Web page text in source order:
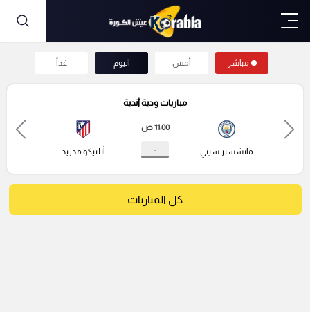
مباشر أمس اليوم غداً
مباريات ودية أندية
مانشستر سيتي
11:00 ص
- : - أتلتيكو مدريد
كل المباريات